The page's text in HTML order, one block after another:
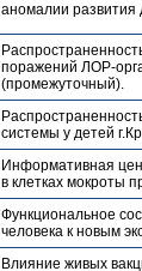
аномалии развития
поражений ЛОР-
(промежуточный).
системы у детей
Информативная
в клетках мокроты
Функциональное
человека к новым
Влияние живых